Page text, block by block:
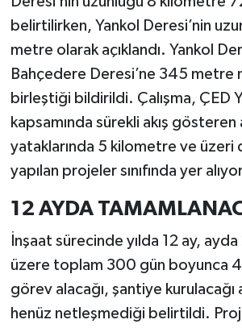
belirtilirken, Yankol Deresi’nin
metre olarak açıklandı. Yankol
Bahçedere Deresi’ne 345 metre
birleştiği bildirildi. Çalışma, ÇED
kapsamında sürekli akış gösteren
yataklarında 5 kilometre ve üzeri
yapılan projeler sınıfında yer
12 AYDA
İnşaat sürecinde yılda 12 ay,
üzere toplam 300 gün boyunca
görev alacağı, şantiye kurulacağı
henüz netleşmediği belirtildi.